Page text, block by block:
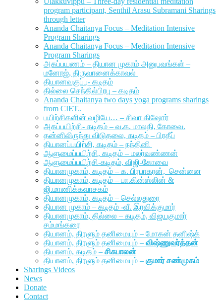
program participant, Senthil Arasu Subramani Sharings
through letter
Ananda Chaitanya Focus – Meditation Intensive
Program Sharings
Ananda Chaitanya Focus – Meditation Intensive
Program Sharings
அகப்பயணம் – தியான முகாம் அனுபவங்கள் –
மனோஜ், திருவானைக்காவல்
தியானவகுப்பு- கடிதம்
தில்லை செந்தில்பிரபு – கடிதம்
Ananda Chaitanya two days yoga programs sharings
from CIET..
பயிற்சிகளின் வழியே… – சிவா கிஷோர்
அகப்பயிற்சி- கடிதம் – வ.க. மாலதி, கோவை.
தன்னிலிருந்து விடுதலை, கடிதம் – பிரதீப்
தியானப்பயிற்சி, கடிதம் – நந்தினி
ஆளுமைப்பயிற்சி, கடிதம் – மலர்வண்ணன்
ஆளுமைப்பயிற்சி-கடிதம், விஜி-கோவை
தியானமுகாம், கடிதம் – க. பிரபாகரன், சென்னை
தியானமுகாம், கடிதம் – பா.கின்ஸ்லின் &
ஜி.மாணிக்கவாசகம்
தியானமுகாம், கடிதம் – செல்லதுரை
தியான முகாம் – கடிதம் -வீ. இரவிக்குமார்
தியானமுகாம், தில்லை – கடிதம், விஜயகுமார்
சம்மங்கரை
தியானம், திரளும் தனிமையும் – மோகன் தனிஷ்க்
தியானம், திரளும் தனிமையும் – விஷ்ணுவர்த்தன்
தியானம், கடிதம் – சிசுபாலன்
தியானம், திரளும் தனிமையும் – குமார் சண்முகம்
Sharings Videos
News
Donate
Contact